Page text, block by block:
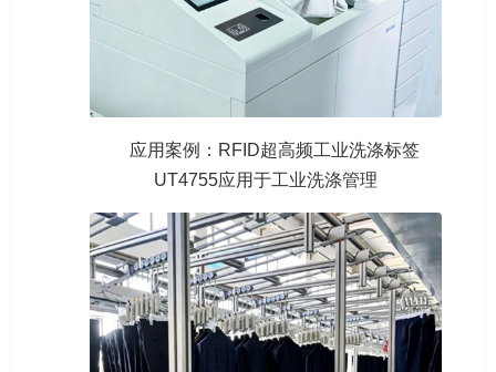
应用案例：RFID超高频工业洗涤标签
UT4755应用于工业洗涤管理